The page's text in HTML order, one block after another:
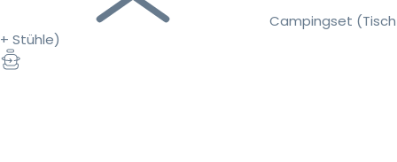
Campingset (Tisch
+ Stühle)